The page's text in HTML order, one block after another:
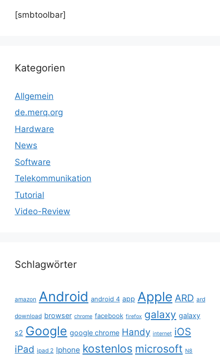
[smbtoolbar]
Kategorien
Allgemein
de.merq.org
Hardware
News
Software
Telekommunikation
Tutorial
Video-Review
Schlagwörter
amazon Android android 4 app Apple ARD ard
download browser chrome facebook firefox galaxy galaxy
s2 Google google chrome Handy internet iOS
iPad ipad 2 Iphone kostenlos microsoft N8